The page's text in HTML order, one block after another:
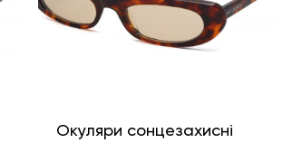
Окуляри сонцезахисні